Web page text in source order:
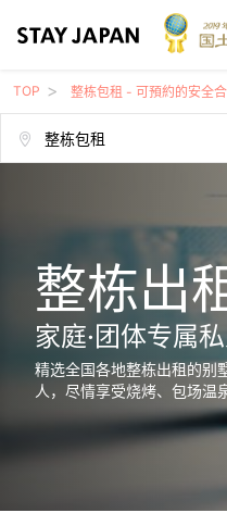
TOP 整栋包租 - 可預約的安全
整栋出
家庭·团体专属
精选全国各地整栋出租的别
人，尽情享受烧烤、包场温